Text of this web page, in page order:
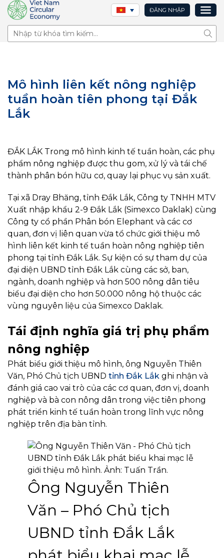
ĐĂNG NHẬP
Tìm
Mô hình liên kết nông nghiệp
tuần hoàn tiên phong tại Đắk
Lắk
ĐẮK LẮK Trong mô hình kinh tế tuần hoàn, các phụ
phẩm nông nghiệp được thu gom, xử lý và tái chế
thành phân bón hữu cơ, quay lại phục vụ sản xuất.
Tại xã Dray Bhăng, tỉnh Đắk Lắk, Công ty TNHH MTV
Xuất nhập khẩu 2-9 Đắk Lắk (Simexco Daklak) cùng
Công ty cổ phần Phân bón Elephant và các cơ
quan, đơn vị liên quan vừa tổ chức giới thiệu mô
hình liên kết kinh tế tuần hoàn nông nghiệp tiên
phong tại tỉnh Đắk Lắk. Sự kiện có sự tham dự của
đại diện UBND tỉnh Đắk Lắk cùng các sở, ban,
ngành, doanh nghiệp và hơn 500 nông dân tiêu
biểu đại diện cho hơn 50.000 nông hộ thuộc các
vùng nguyên liệu của Simexco Daklak.
Tái định nghĩa giá trị phụ phẩm
nông nghiệp
Phát biểu giới thiệu mô hình, ông Nguyễn Thiên
Văn, Phó Chủ tịch UBND tỉnh Đắk Lắk ghi nhận và
đánh giá cao vai trò của các cơ quan, đơn vị, doanh
nghiệp và bà con nông dân trong việc tiên phong
phát triển kinh tế tuần hoàn trong lĩnh vực nông
nghiệp trên địa bàn tỉnh.
Ông Nguyễn Thiên
Văn – Phó Chủ tịch
UBND tỉnh Đắk Lắk